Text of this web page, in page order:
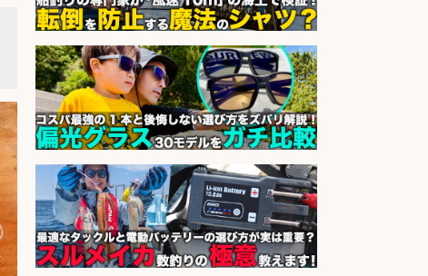
営業事務/「大津市」釣り具メーカ
ーの物流事務・営業アシスタント/
小野駅徒歩6分/「時給1,300円」/大
型連休あり×残業なし×土日祝休み/
滋賀県
会社名 株式会社ホットスタッフ滋賀
倉庫での釣り用品の軽作業スタッ
フ/未経験歓迎/交通費支給/制服貸
与/正社員登用あり